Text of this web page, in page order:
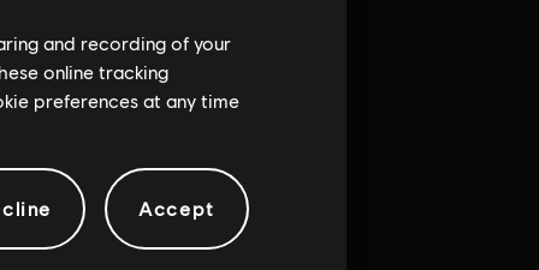
and recording of your
online tracking
preferences at any time
Accept